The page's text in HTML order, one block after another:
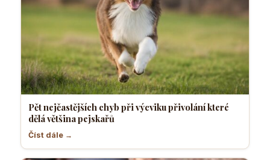
Pět nejčastějších chyb při výcviku přivolání které
dělá většina pejskařů
Číst dále →